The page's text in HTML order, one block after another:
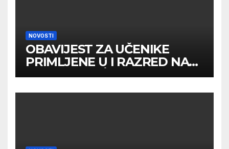
NOVOSTI
OBAVIJEST ZA UČENIKE
PRIMLJENE U I RAZRED NA
DRUGOM UPİSNOM ROKU